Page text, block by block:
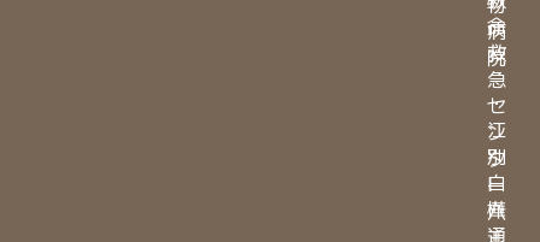
病
院
・
江
別
白
樺
通
命
救
急
セ
ン
タ
ー
八